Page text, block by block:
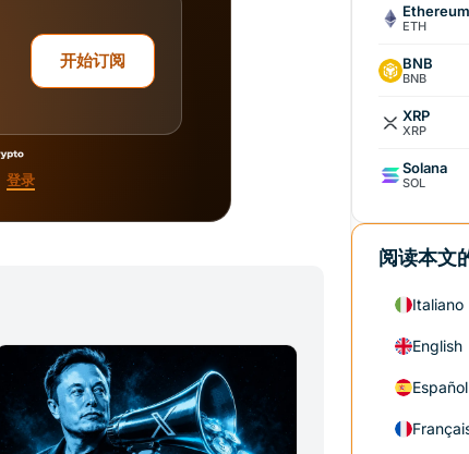
开始订阅
登录
Ethereum
ETH
BNB
BNB
XRP
XRP
Solana
SOL
阅读本文
Italiano
English
Español